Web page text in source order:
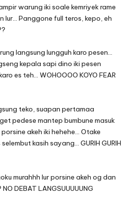
warung iki soale kemriyek rame
lur… Panggone full teros, kepo, eh
langsung lungguh karo pesen…
kepala sapi dino iki pesen
es teh… WOHOOOO KOYO FEAR
teko, suapan pertamaa
pedese mantep bumbune masuk
akeh iki hehehe… Otake
kasih sayang… GURIH GURIH
murahhh lur porsine akeh og dan
DEBAT LANGSUUUUUNG